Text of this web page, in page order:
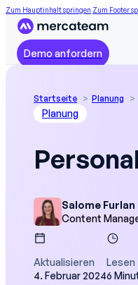
Zum Hauptinhalt springen Zum Footer
Demo anfordern
Startseite Planung
Planung
Salome Furlan
Content
Aktualisieren
4. Februar 2024
Lesen
6